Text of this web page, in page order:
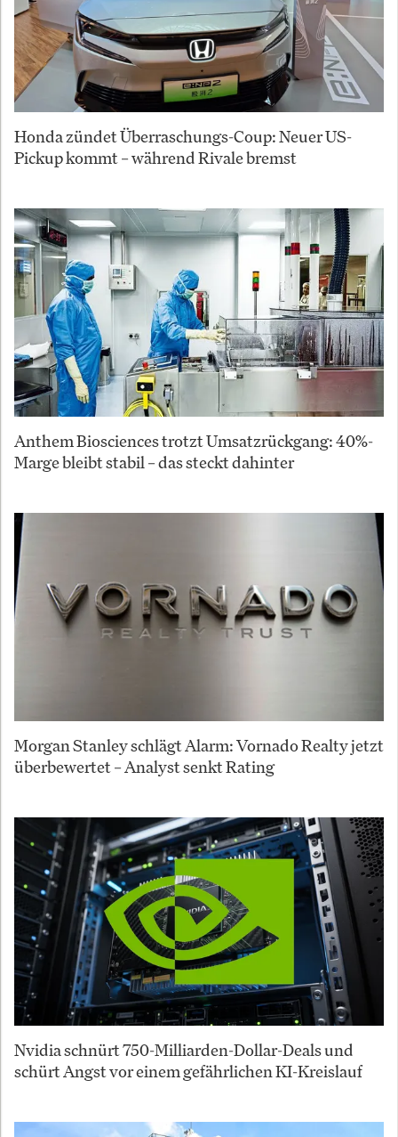
Honda zündet Überraschungs-Coup: Neuer US-
Pickup kommt – während Rivale bremst
Anthem Biosciences trotzt Umsatzrückgang: 40%-
Marge bleibt stabil – das steckt dahinter
Morgan Stanley schlägt Alarm: Vornado Realty jetzt
überbewertet – Analyst senkt Rating
Nvidia schnürt 750-Milliarden-Dollar-Deals und
schürt Angst vor einem gefährlichen KI-Kreislauf